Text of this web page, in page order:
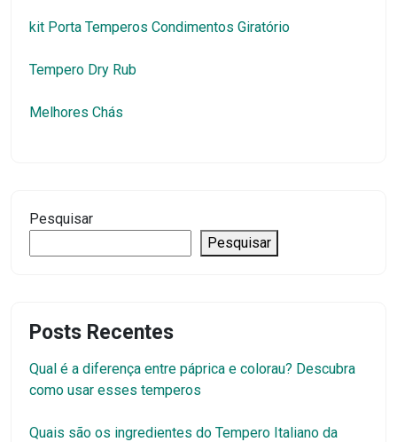
kit Porta Temperos Condimentos Giratório
Tempero Dry Rub
Melhores Chás
Pesquisar
Pesquisar
Posts Recentes
Qual é a diferença entre páprica e colorau? Descubra
como usar esses temperos
Quais são os ingredientes do Tempero Italiano da